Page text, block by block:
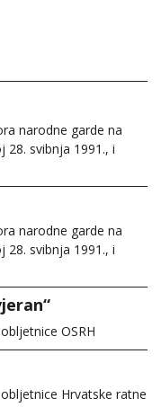
narodne garde na
svibnja 1991., i
narodne garde na
svibnja 1991., i
OSRH
Hrvatske ratne